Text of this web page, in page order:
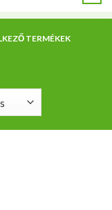
TERMÉKEK